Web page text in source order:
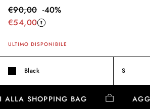
€90,00-40%
€54,00
ULTIMO DISPONIBILE
Black S
ALLA SHOPPING BAG